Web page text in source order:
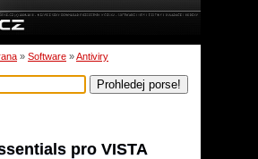
» Software »Antiviry
pro VISTA